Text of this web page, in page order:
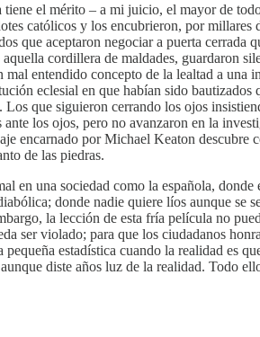
el mérito – a mi juicio, el mayor de
católicos y los encubrieron, por
que aceptaron negociar a puerta cerrada
cordillera de maldades, guardaron
entendido concepto de la lealtad a una
eclesial en que habían sido
que siguieron cerrando los ojos
los ojos, pero no avanzaron en la
encarnado por Michael Keaton
de las piedras.
en una sociedad como la española,
donde nadie quiere líos aunque se
la lección de esta fría película no
ser violado; para que los ciudadanos
estadística cuando la realidad es
diste años luz de la realidad. Todo